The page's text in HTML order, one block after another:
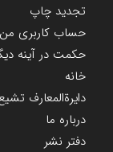
تجدید چاپ
حساب کاربری من
حکمت در آینه
خانه
دایرة‌المعارف
درباره ما
دفتر نشر